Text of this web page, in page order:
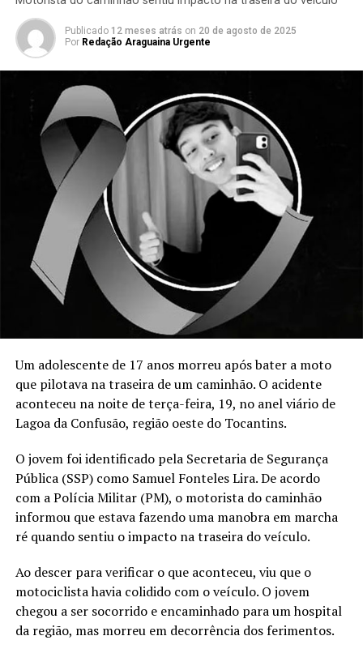
Publicado 12 meses atrás on 20 de agosto de 2025
Por Redação Araguaina Urgente
Um adolescente de 17 anos morreu após bater a moto
que pilotava na traseira de um caminhão. O acidente
aconteceu na noite de terça-feira, 19, no anel viário de
Lagoa da Confusão, região oeste do Tocantins.
O jovem foi identificado pela Secretaria de Segurança
Pública (SSP) como Samuel Fonteles Lira. De acordo
com a Polícia Militar (PM), o motorista do caminhão
informou que estava fazendo uma manobra em marcha
ré quando sentiu o impacto na traseira do veículo.
Ao descer para verificar o que aconteceu, viu que o
motociclista havia colidido com o veículo. O jovem
chegou a ser socorrido e encaminhado para um hospital
da região, mas morreu em decorrência dos ferimentos.